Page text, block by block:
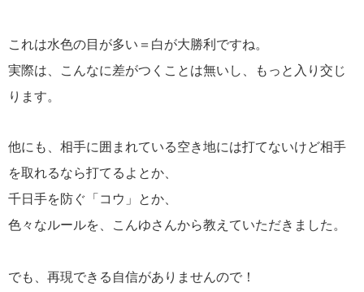
これは水色の目が多い＝白が大勝利ですね。
実際は、こんなに差がつくことは無いし、もっと入り交じ
ります。
他にも、相手に囲まれている空き地には打てないけど相手
を取れるなら打てるよとか、
千日手を防ぐ「コウ」とか、
色々なルールを、こんゆさんから教えていただきました。
でも、再現できる自信がありませんので！